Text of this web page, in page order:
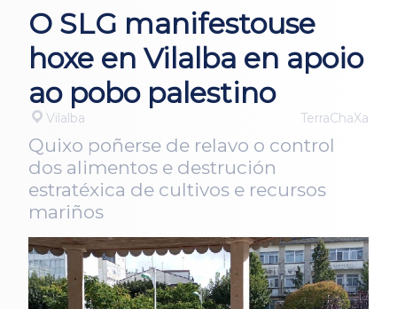
O SLG manifestouse
hoxe en Vilalba en apoio
ao pobo palestino
Vilalba TerraChaXa
Quixo poñerse de relavo o control
dos alimentos e destrución
estratéxica de cultivos e recursos
mariños